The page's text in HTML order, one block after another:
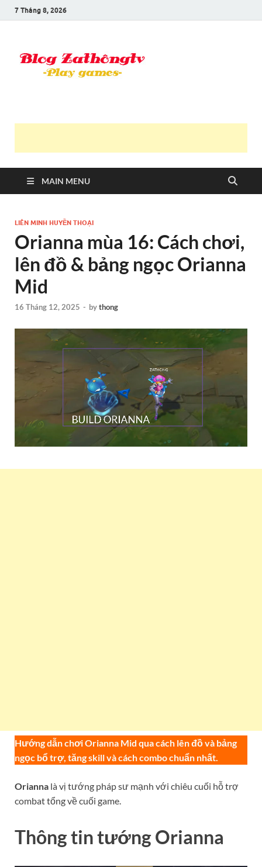
7 Tháng 8, 2026
MAIN MENU
LIÊN MINH HUYỀN THOẠI
Orianna mùa 16: Cách chơi,
lên đồ & bảng ngọc Orianna
Mid
16 Tháng 12, 2025 - bythong
Hướng dẫn chơi Orianna Mid qua cách lên đồ và bảng
ngọc bổ trợ, tăng skill và cách combo chuẩn nhất.
Orianna là vị tướng pháp sư mạnh với chiêu cuối hỗ trợ
combat tổng về cuối game.
Thông tin tướng Orianna